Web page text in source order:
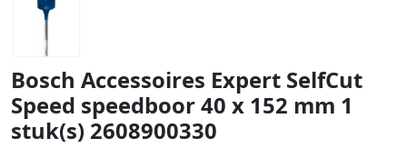
Bosch Accessoires Expert SelfCut
Speed speedboor 40 x 152 mm 1
stuk(s) 2608900330